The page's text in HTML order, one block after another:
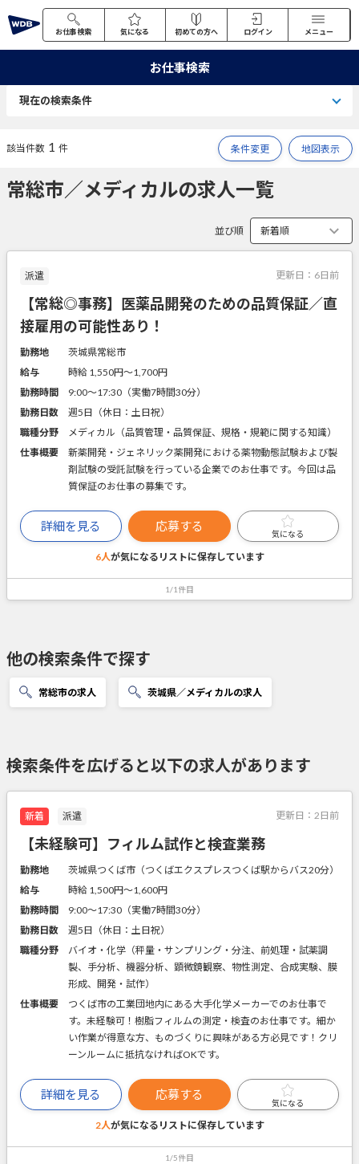
お仕事検索 気になる 初めての方へ ログイン メニュー
お仕事検索
現在の検索条件
該当件数 1 件 条件変更 地図表示
常総市／メディカルの求人一覧
並び順
派遣 更新日： 6日前
【常総◎事務】医薬品開発のための品質保証／直
接雇用の可能性あり！
勤務地
茨城県常総市
給与
時給 1,550円〜1,700円
勤務時間
9:00～17:30（実働7時間30分）
勤務日数
週5日（休日：土日祝）
職種分野
メディカル（品質管理・品質保証、規格・規範に関する知識）
仕事概要
新薬開発・ジェネリック薬開発における薬物動態試験および製
剤試験の受託試験を行っている企業でのお仕事です。今回は品
質保証のお仕事の募集です。
詳細を見る 応募する
気になる
6人が気になるリストに保存しています
1/1件目
他の検索条件で探す
常総市の求人 茨城県／メディカルの求人
検索条件を広げると以下の求人があります
新着 派遣 更新日： 2日前
【未経験可】フィルム試作と検査業務
勤務地
茨城県つくば市（つくばエクスプレスつくば駅からバス20分）
給与
時給 1,500円〜1,600円
勤務時間
9:00～17:30（実働7時間30分）
勤務日数
週5日（休日：土日祝）
職種分野
バイオ・化学（秤量・サンプリング・分注、前処理・試薬調
製、手分析、機器分析、顕微鏡観察、物性測定、合成実験、膜
形成、開発・試作）
仕事概要
つくば市の工業団地内にある大手化学メーカーでのお仕事で
す。未経験可！樹脂フィルムの測定・検査のお仕事です。細か
い作業が得意な方、ものづくりに興味がある方必見です！クリ
ーンルームに抵抗なければOKです。
詳細を見る 応募する
気になる
2人が気になるリストに保存しています
1/5件目